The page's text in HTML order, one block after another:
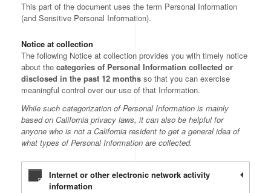
This part of the document uses the term Personal Information
(and Sensitive Personal Information).
Notice at collection
The following Notice at collection provides you with timely notice
about the categories of Personal Information collected or
disclosed in the past 12 months so that you can exercise
meaningful control over our use of that Information.
While such categorization of Personal Information is mainly
based on California privacy laws, it can also be helpful for
anyone who is not a California resident to get a general idea of
what types of Personal Information are collected.
Internet or other electronic network activity
information